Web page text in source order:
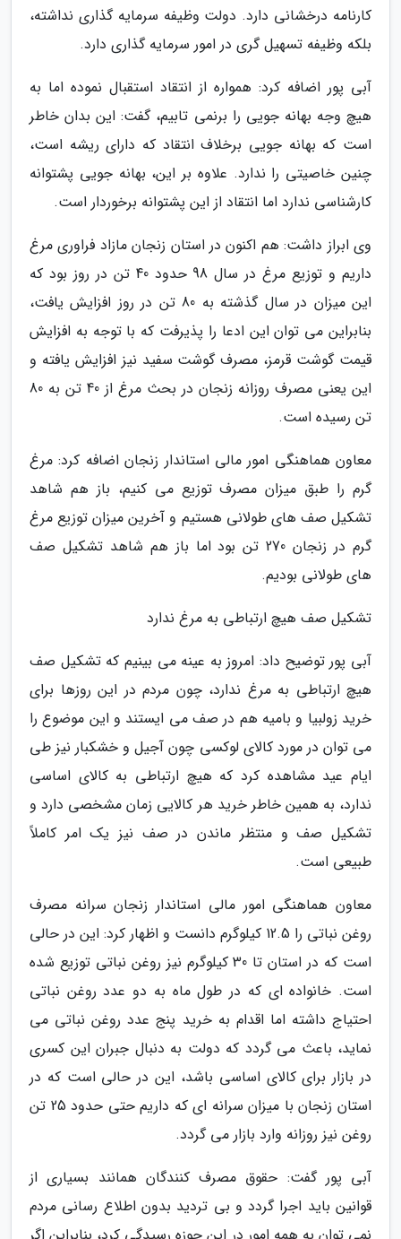
کارنامه درخشانی دارد. دولت وظیفه سرمایه گذاری نداشته،
بلکه وظیفه تسهیل گری در امور سرمایه گذاری دارد.
آبی پور اضافه کرد: همواره از انتقاد استقبال نموده اما به
هیچ وجه بهانه جویی را برنمی تابیم، گفت: این بدان خاطر
است که بهانه جویی برخلاف انتقاد که دارای ریشه است،
چنین خاصیتی را ندارد. علاوه بر این، بهانه جویی پشتوانه
کارشناسی ندارد اما انتقاد از این پشتوانه برخوردار است.
وی ابراز داشت: هم اکنون در استان زنجان مازاد فراوری مرغ
داریم و توزیع مرغ در سال 98 حدود 40 تن در روز بود که
این میزان در سال گذشته به 80 تن در روز افزایش یافت،
بنابراین می توان این ادعا را پذیرفت که با توجه به افزایش
قیمت گوشت قرمز، مصرف گوشت سفید نیز افزایش یافته و
این یعنی مصرف روزانه زنجان در بحث مرغ از 40 تن به 80
تن رسیده است.
معاون هماهنگی امور مالی استاندار زنجان اضافه کرد: مرغ
گرم را طبق میزان مصرف توزیع می کنیم، باز هم شاهد
تشکیل صف های طولانی هستیم و آخرین میزان توزیع مرغ
گرم در زنجان 270 تن بود اما باز هم شاهد تشکیل صف
های طولانی بودیم.
تشکیل صف هیچ ارتباطی به مرغ ندارد
آبی پور توضیح داد: امروز به عینه می بینیم که تشکیل صف
هیچ ارتباطی به مرغ ندارد، چون مردم در این روزها برای
خرید زولبیا و بامیه هم در صف می ایستند و این موضوع را
می توان در مورد کالای لوکسی چون آجیل و خشکبار نیز طی
ایام عید مشاهده کرد که هیچ ارتباطی به کالای اساسی
ندارد، به همین خاطر خرید هر کالایی زمان مشخصی دارد و
تشکیل صف و منتظر ماندن در صف نیز یک امر کاملاً
طبیعی است.
معاون هماهنگی امور مالی استاندار زنجان سرانه مصرف
روغن نباتی را 12.5 کیلوگرم دانست و اظهار کرد: این در حالی
است که در استان تا 30 کیلوگرم نیز روغن نباتی توزیع شده
است. خانواده ای که در طول ماه به دو عدد روغن نباتی
احتیاج داشته اما اقدام به خرید پنج عدد روغن نباتی می
نماید، باعث می گردد که دولت به دنبال جبران این کسری
در بازار برای کالای اساسی باشد، این در حالی است که در
استان زنجان با میزان سرانه ای که داریم حتی حدود 25 تن
روغن نیز روزانه وارد بازار می گردد.
آبی پور گفت: حقوق مصرف کنندگان همانند بسیاری از
قوانین باید اجرا گردد و بی تردید بدون اطلاع رسانی مردم